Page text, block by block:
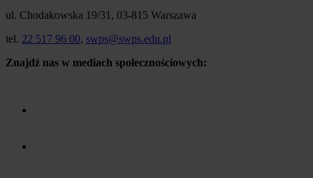
ul. Chodakowska 19/31, 03-815 Warszawa
tel. 22 517 96 00, swps@swps.edu.pl
Znajdź nas w mediach społecznościowych: